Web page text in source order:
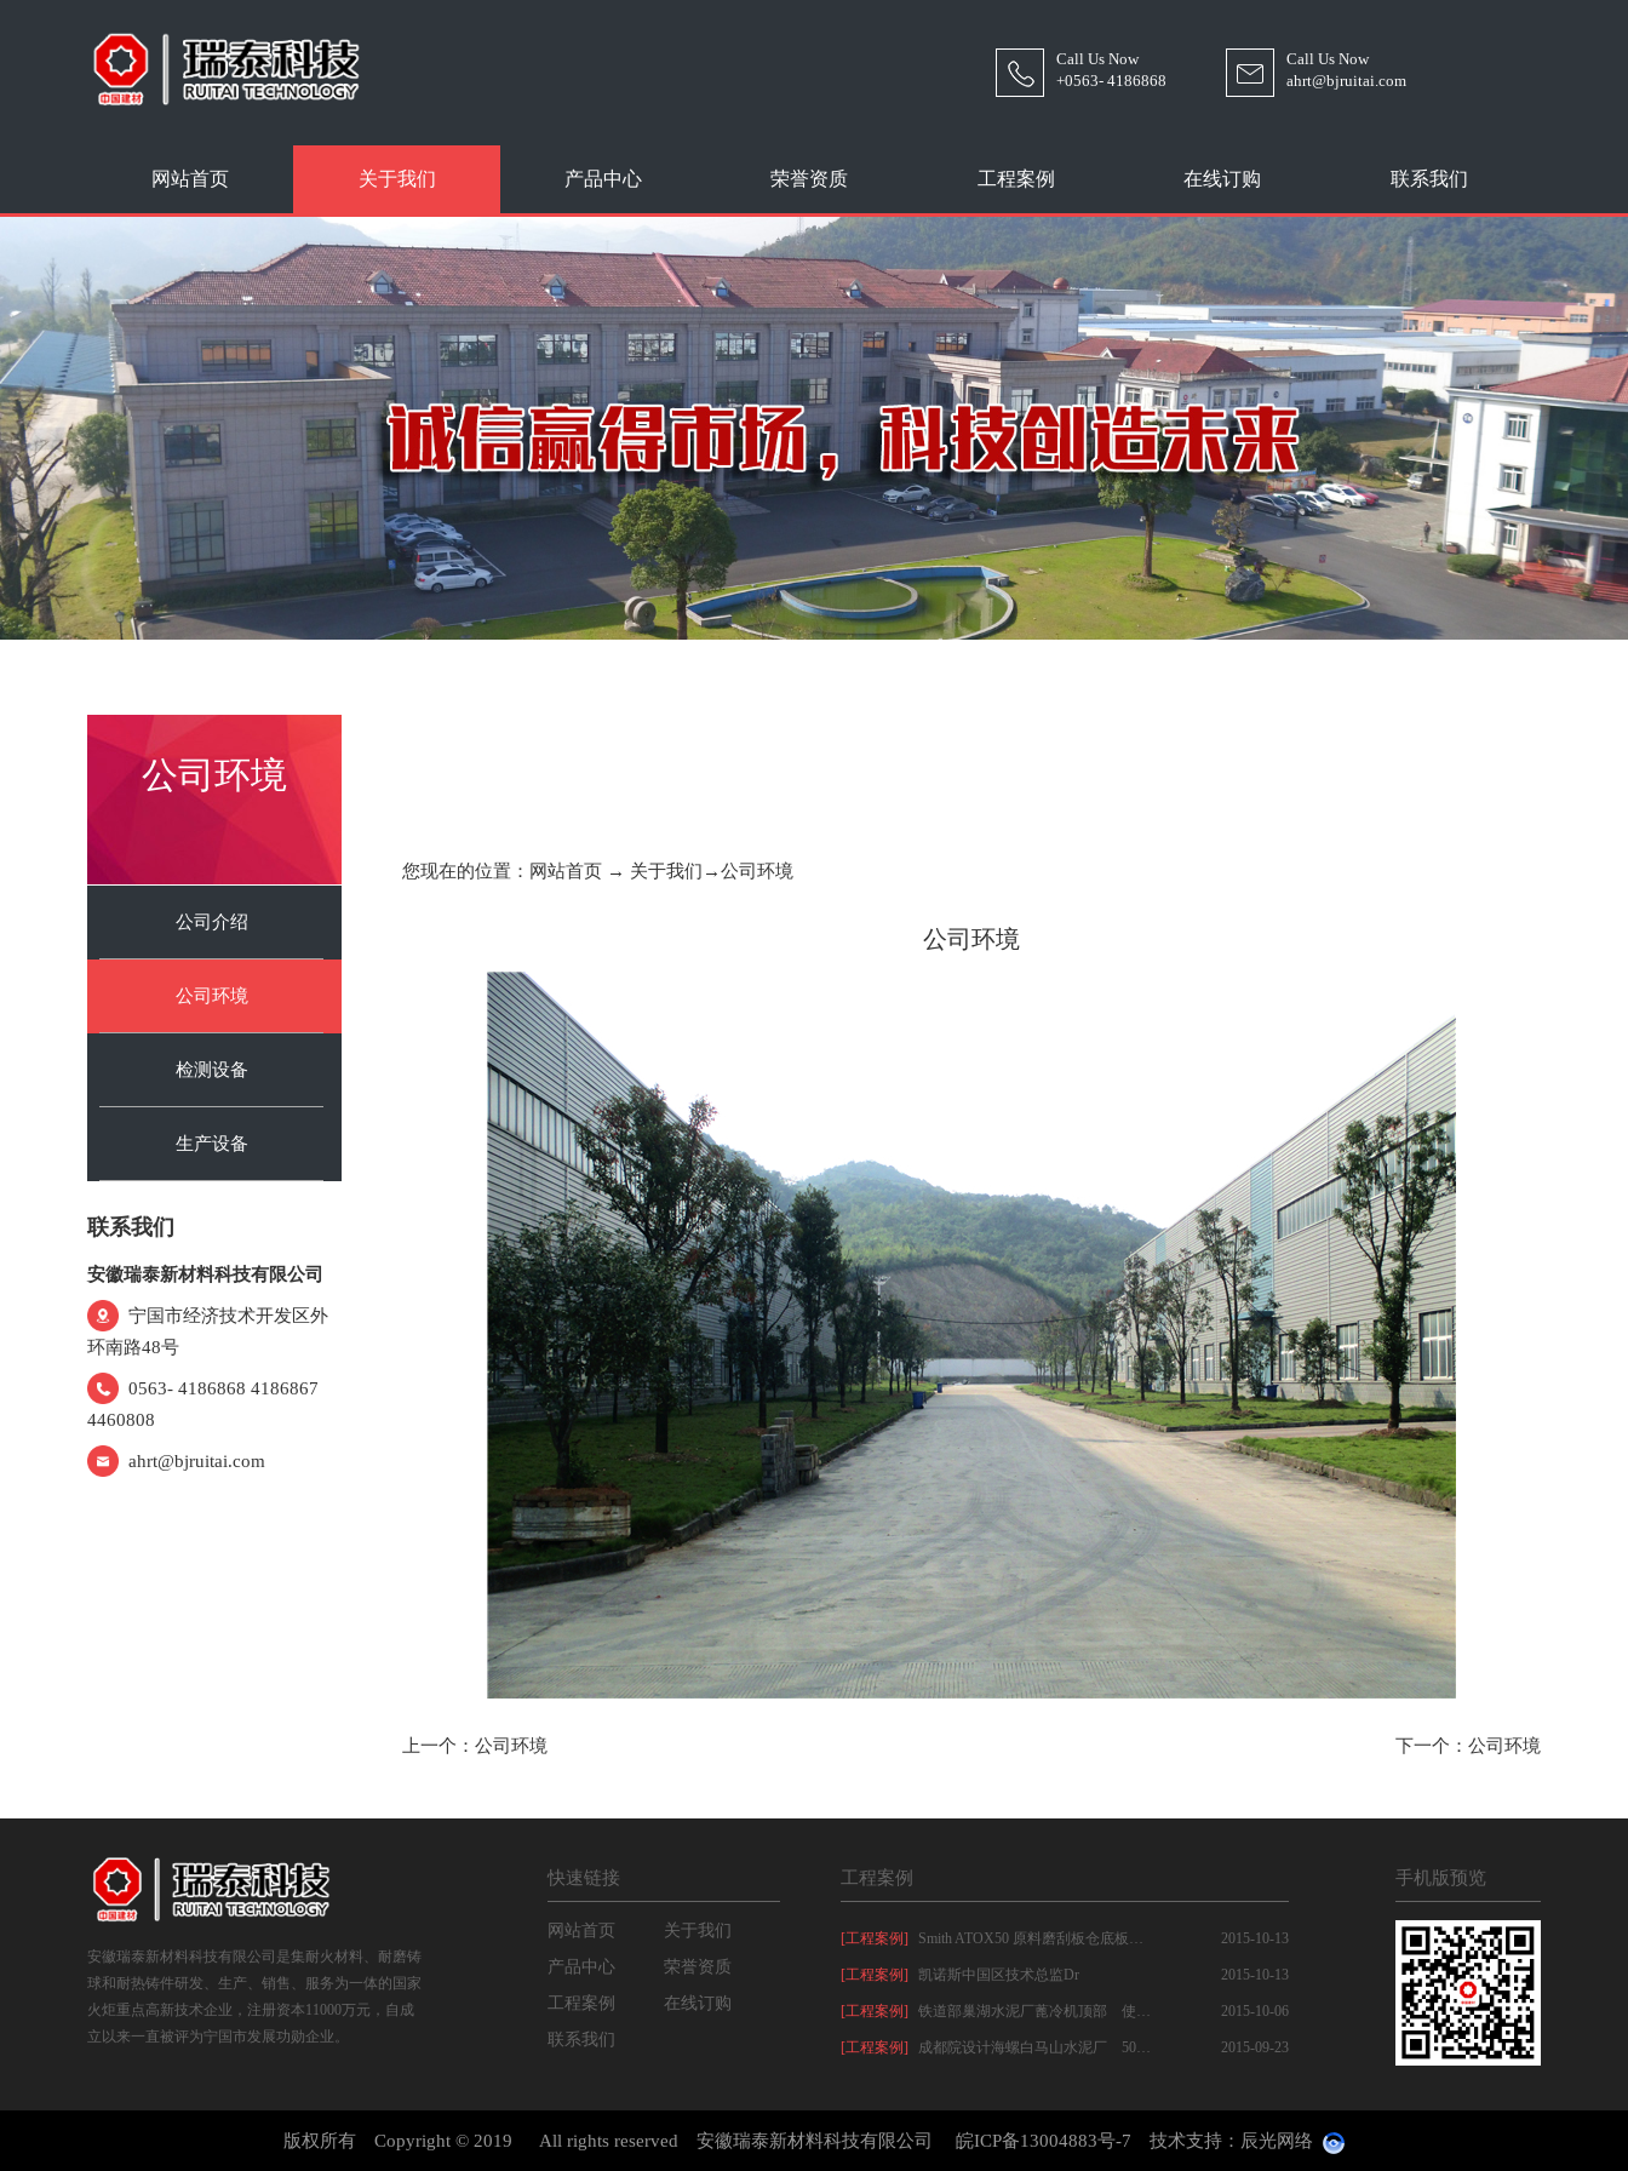
Call Us Now
+0563- 4186868
Call Us Now
ahrt@bjruitai.com
网站首页 关于我们 产品中心 荣誉资质 工程案例 在线订购 联系我们
公司环境
公司介绍
公司环境
检测设备
生产设备
联系我们
安徽瑞泰新材料科技有限公司
宁国市经济技术开发区外
环南路48号
0563- 4186868 4186867
4460808
ahrt@bjruitai.com
您现在的位置：​​​​ 网站首页 → 关于我们 →公司环境
公司环境
上一个：公司环境 下一个：公司环境
安徽瑞泰新材料科技有限公司是集耐火材料、耐磨铸
球和耐热铸件研发、生产、销售、服务为一体的国家
火炬重点高新技术企业，注册资本11000万元，自成
立以来一直被评为宁国市发展功勋企业。
快速链接
网站首页
关于我们
产品中心
荣誉资质
工程案例
在线订购
联系我们
工程案例
[工程案例] Smith ATOX50 原料磨刮板仓底板上用超强高耐磨浇注料 2015-10-13
[工程案例] 凯诺斯中国区技术总监Dr 2015-10-13
[工程案例] 铁道部巢湖水泥厂蓖冷机顶部 使用陶瓷锚固件的浇注现场 2015-10-06
[工程案例] 成都院设计海螺白马山水泥厂 5000T/d耐磨陶瓷涂料使用风管部位 2015-09-23
手机版预览
版权所有 Copyright © 2019 All rights reserved 安徽瑞泰新材料科技有限公司 皖ICP备13004883号-7 技术支持： 辰光网络